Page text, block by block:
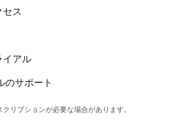
セス
イアル
のサポート
リプションが必要な場合があります。